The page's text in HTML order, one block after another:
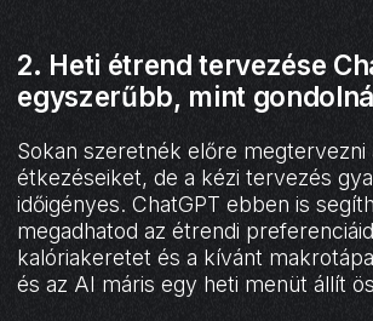
2. Heti étrend tervezése
egyszerűbb, mint
Sokan szeretnék előre megtervezni
étkezéseiket, de a kézi tervezés
időigényes. ChatGPT ebben is
megadhatod az étrendi
kalóriakeretet és a kívánt
és az AI máris egy heti menüt állít